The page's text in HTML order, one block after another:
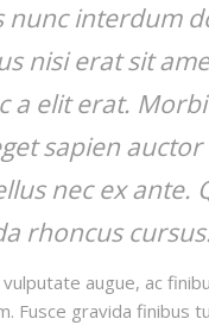
nunc interdum
nisi erat sit
a elit erat.
sapien
nec ex ante.
rhoncus
augue, ac
Fusce gravida finibus